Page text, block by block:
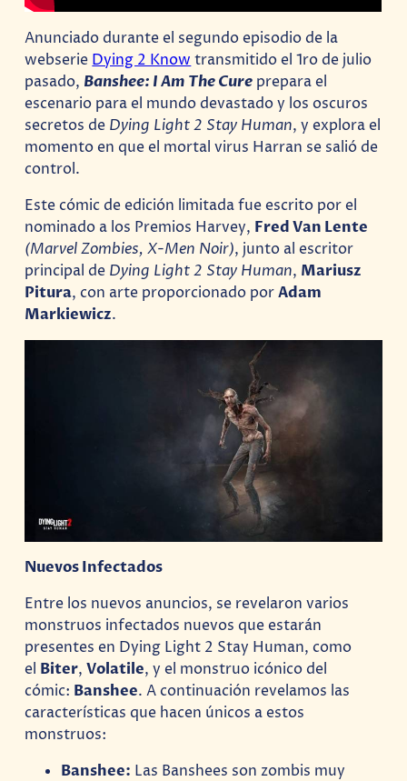
Anunciado durante el segundo episodio de la
webserie Dying 2 Know transmitido el 1ro de julio
pasado, Banshee: I Am The Cure prepara el
escenario para el mundo devastado y los oscuros
secretos de Dying Light 2 Stay Human, y explora el
momento en que el mortal virus Harran se salió de
control.
Este cómic de edición limitada fue escrito por el
nominado a los Premios Harvey, Fred Van Lente
(Marvel Zombies, X-Men Noir), junto al escritor
principal de Dying Light 2 Stay Human, Mariusz
Pitura, con arte proporcionado porAdam
Markiewicz.
Nuevos Infectados
Entre los nuevos anuncios, se revelaron varios
monstruos infectados nuevos que estarán
presentes en Dying Light 2 Stay Human, como
el Biter,Volatile, y el monstruo icónico del
cómic: Banshee. A continuación revelamos las
características que hacen únicos a estos
monstruos:
Banshee: Las Banshees son zombis muy